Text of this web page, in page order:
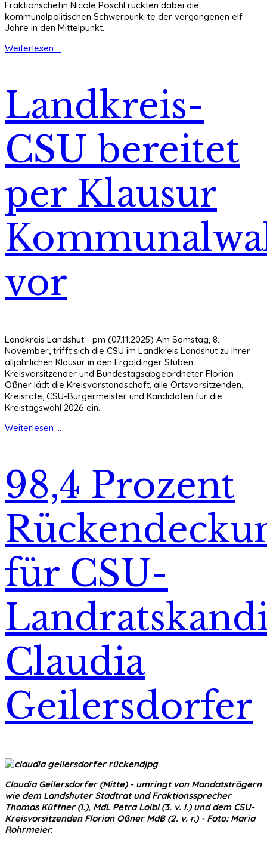
Fraktionschefin Nicole Pöschl rückten dabei die
kommunalpolitischen Schwerpunk-te der vergangenen elf
Jahre in den Mittelpunkt.
Weiterlesen ...
Landkreis-
CSU bereitet
per Klausur
vor
Landkreis Landshut - pm (07.11.2025) Am Samstag, 8.
November, trifft sich die CSU im Landkreis Landshut zu ihrer
alljährlichen Klausur in den Ergoldinger Stuben.
Kreisvorsitzender und Bundestagsabgeordneter Florian
Oßner lädt die Kreisvorstandschaft, alle Ortsvorsitzenden,
Kreisräte, CSU-Bürgermeister und Kandidaten für die
Kreistagswahl 2026 ein.
Weiterlesen ...
98,4 Prozent
für CSU-
Claudia
Geilersdorfer
Claudia Geilersdorfer (Mitte) - umringt von Mandatsträgern
wie dem Landshuter Stadtrat und Fraktionssprecher
Thomas Küffner (l.), MdL Petra Loibl (3. v. l.) und dem CSU-
Kreisvorsitzenden Florian Oßner MdB (2. v. r.) - Foto: Maria
Rohrmeier.